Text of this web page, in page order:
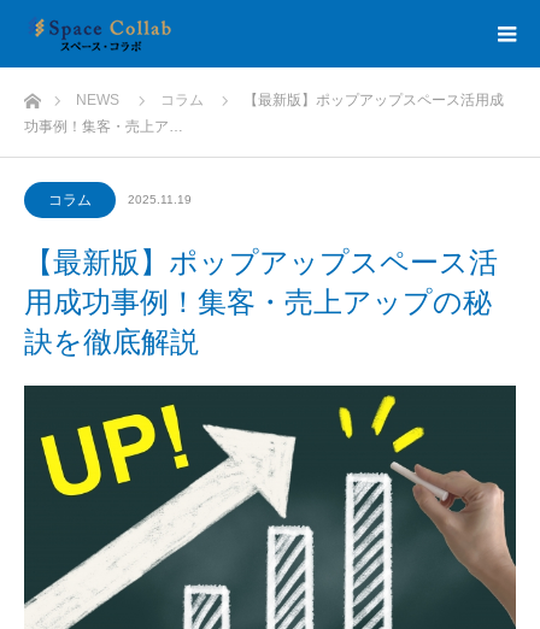
ホームNEWS コラム
【最新版】ポップアップスペース活用成
功事例！集客・売上ア…
コラム 2025.11.19
【最新版】ポップアップスペース活
用成功事例！集客・売上アップの秘
訣を徹底解説